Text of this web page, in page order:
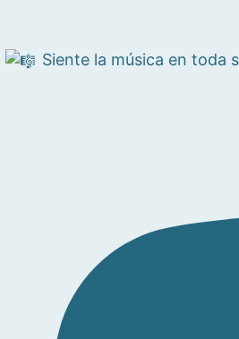
Siente la música en toda